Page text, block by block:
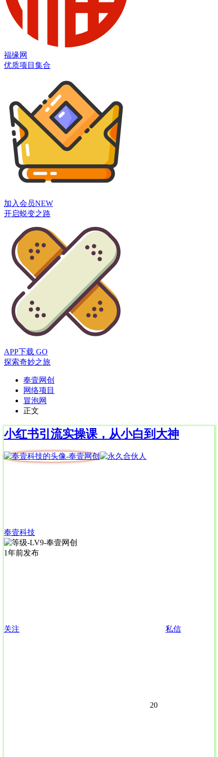
福缘网
优质项目集合
加入会员NEW
开启蜕变之路
APP下载 GO
探索奇妙之旅
奉壹网创
网络项目
冒泡网
正文
小红书引流实操课，从小白到大神
奉壹科技
1年前发布
关注 私信
20